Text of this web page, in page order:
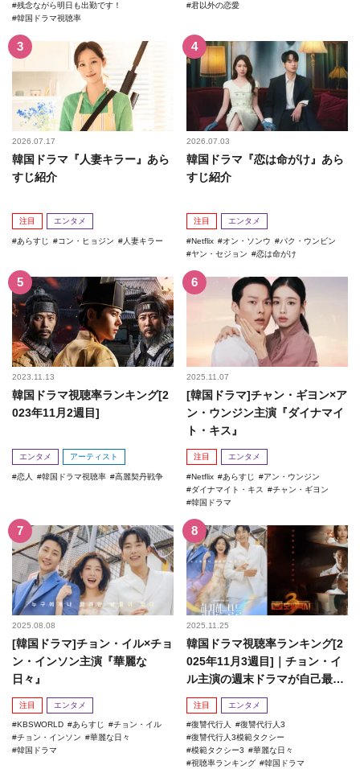
残念ながら明日も出勤です！
韓国ドラマ視聴率
君以外の恋愛
2026.07.17
韓国ドラマ『人妻キラー』あら
すじ紹介
注目 エンタメ
あらすじ コン・ヒョジン 人妻キラー
2026.07.03
韓国ドラマ『恋は命がけ』あら
すじ紹介
注目 エンタメ
Netflix オン・ソンウ
パク・ウンビン
ヤン・セジョン
恋は命がけ
2023.11.13
韓国ドラマ視聴率ランキング[2
023年11月2週目]
エンタメ アーティスト
恋人 韓国ドラマ視聴率 高麗契丹戦争
2025.11.07
[韓国ドラマ]チャン・ギヨン×ア
ン・ウンジン主演『ダイナマイ
ト・キス』
注目 エンタメ
Netflix あらすじ
アン・ウンジン
ダイナマイト・キス
チャン・ギヨン
韓国ドラマ
2025.08.08
[韓国ドラマ]チョン・イル×チョ
ン・インソン主演『華麗な
日々』
注目 エンタメ
KBSWORLD あらすじ
チョン・イル
チョン・インソン
華麗な日々
韓国ドラマ
2025.11.25
韓国ドラマ視聴率ランキング[2
025年11月3週目]｜チョン・イ
ル主演の週末ドラマが自己最高
記録を更新！
注目 エンタメ
復讐代行人
復讐代行人3
復讐代行人3模範タクシー
模範タクシー3
華麗な日々
視聴率ランキング
韓国ドラマ